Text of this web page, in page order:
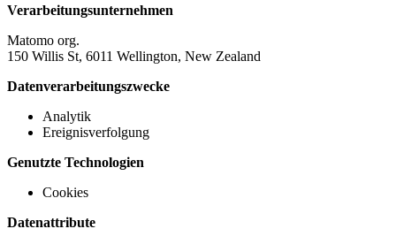
Verarbeitungsunternehmen
Matomo org.
150 Willis St, 6011 Wellington, New Zealand
Datenverarbeitungszwecke
Analytik
Ereignisverfolgung
Genutzte Technologien
Cookies
Datenattribute